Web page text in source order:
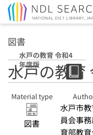
図書
水戸の教育 令和4
年度版
水戸の教育
Material type
図書
水戸市
員会事
育部教